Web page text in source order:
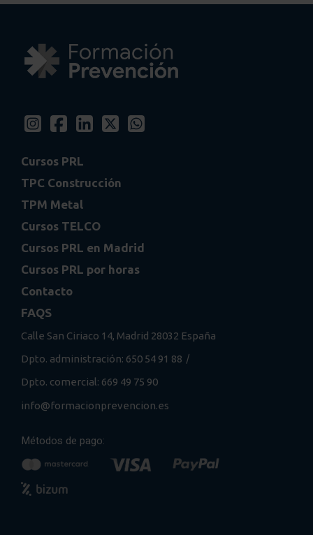
Cursos PRL
TPC Construcción
TPM Metal
Cursos TELCO
Cursos PRL en Madrid
Cursos PRL por horas
Contacto
FAQS
Calle San Ciriaco 14, Madrid 28032 España
Dpto. administración: 650 54 91 88 /
Dpto. comercial: 669 49 75 90
info@formacionprevencion.es
Métodos de pago: